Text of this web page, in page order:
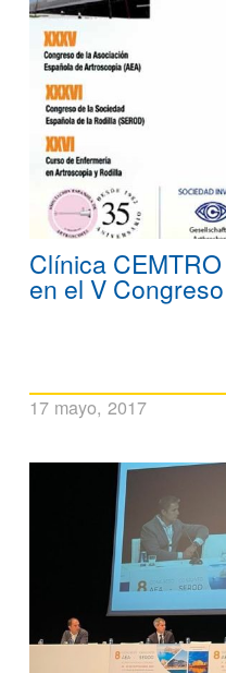
Clínica
en el V
17 mayo, 2017